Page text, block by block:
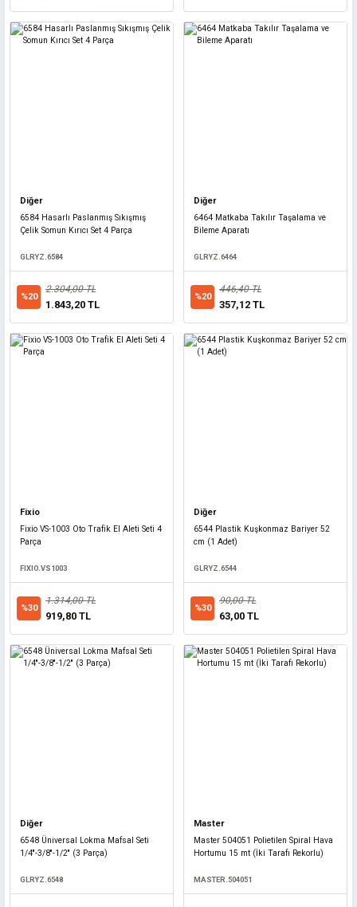
TRAFİK.YKSY
%20
550,00 TL
Daye
Daye DY6687W15 Otomatik Sarımlı Bahçe Sulama Hortum Tamburu 15mt
DAYE.DY6687W15
Diğer
6584 Hasarlı Paslanmış Sıkışmış
Çelik Somun Kırıcı Set 4 Parça
GLRYZ.6584
%20
2.304,00 TL
1.843,20 TL
Diğer
6464 Matkaba Takılır Taşalama ve
Bileme Aparatı
GLRYZ.6464
%20
446,40 TL
357,12 TL
Fixio
Fixio VS-1003 Oto Trafik El Aleti Seti 4
Parça
FIXIO.VS1003
%30
1.314,00 TL
919,80 TL
Diğer
6544 Plastik Kuşkonmaz Bariyer 52
cm (1 Adet)
GLRYZ.6544
%30
90,00 TL
63,00 TL
Diğer
6548 Üniversal Lokma Mafsal Seti
1/4''-3/8''-1/2'' (3 Parça)
GLRYZ.6548
Master
Master 504051 Polietilen Spiral Hava
Hortumu 15 mt (İki Tarafı Rekorlu)
MASTER.504051